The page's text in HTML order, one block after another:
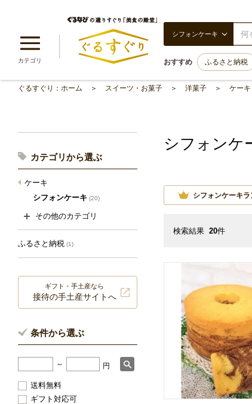
カテゴリ
シフォンケーキ
おすすめ ふるさと納税
ぐるすぐり：ホーム スイーツ・お菓子 洋菓子 ケーキ
シフォンケ
シフォンケーキ
検索結果 20件
カテゴリから選ぶ
ケーキ
シフォンケーキ (20)
その他のカテゴリ
ふるさと納税 (1)
ギフト・手土産なら
接待の手土産サイトへ
条件から選ぶ
～ 円
送料無料
ギフト対応可